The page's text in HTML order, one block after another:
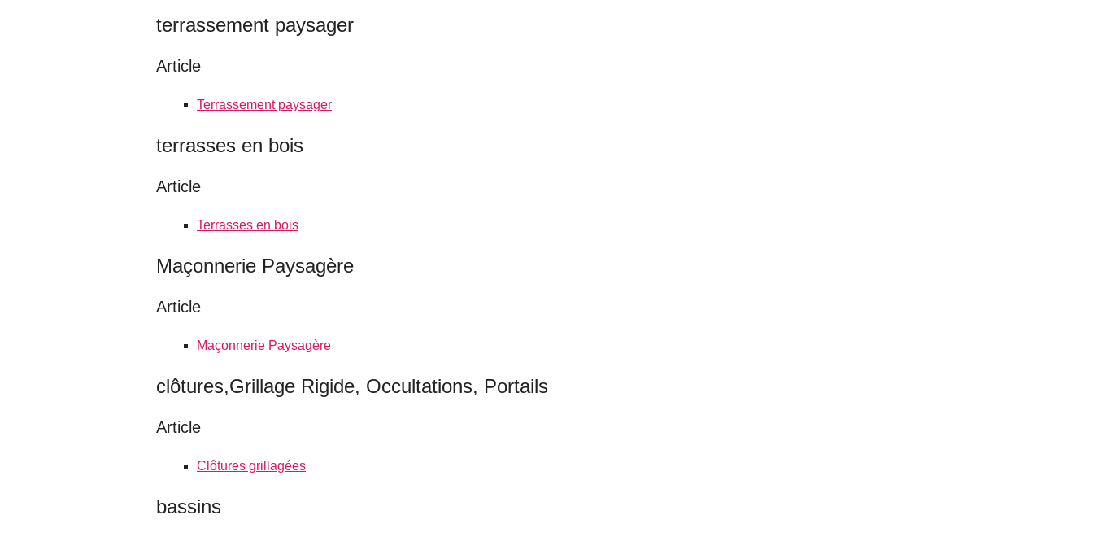
terrassement paysager
Article
Terrassement paysager
terrasses en bois
Article
Terrasses en bois
Maçonnerie Paysagère
Article
Maçonnerie Paysagère
clôtures,Grillage Rigide, Occultations, Portails
Article
Clôtures grillagées
bassins